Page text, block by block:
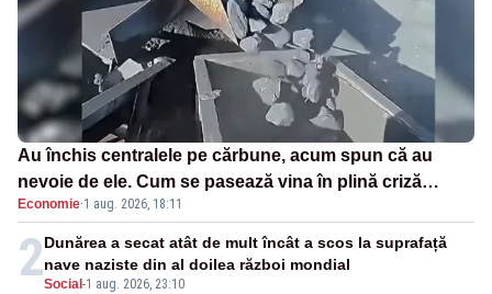
Au închis centralele pe cărbune, acum spun că au
nevoie de ele. Cum se pasează vina în plină criză
energetică
Economie·1 aug. 2026, 18:11
2Social -1 aug. 2026, 23:10
Dunărea a secat atât de mult încât a scos la suprafață
nave naziste din al doilea război mondial